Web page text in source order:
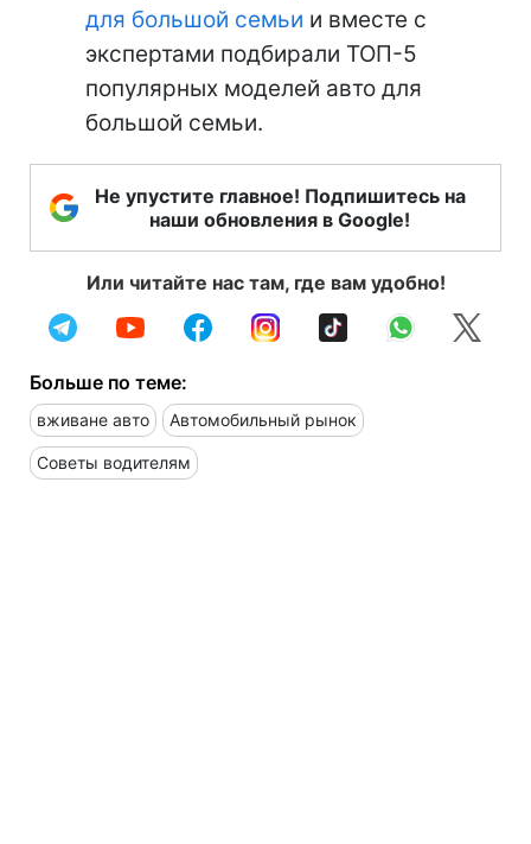
для большой семьи и вместе с
экспертами подбирали ТОП-5
популярных моделей авто для
большой семьи.
Не упустите главное! Подпишитесь на
наши обновления в Google!
Или читайте нас там, где вам удобно!
Больше по теме:
вживане авто Автомобильный рынок
Советы водителям